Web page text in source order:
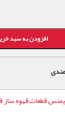
افزودن به سبد
,قطعات قهوه ساز,